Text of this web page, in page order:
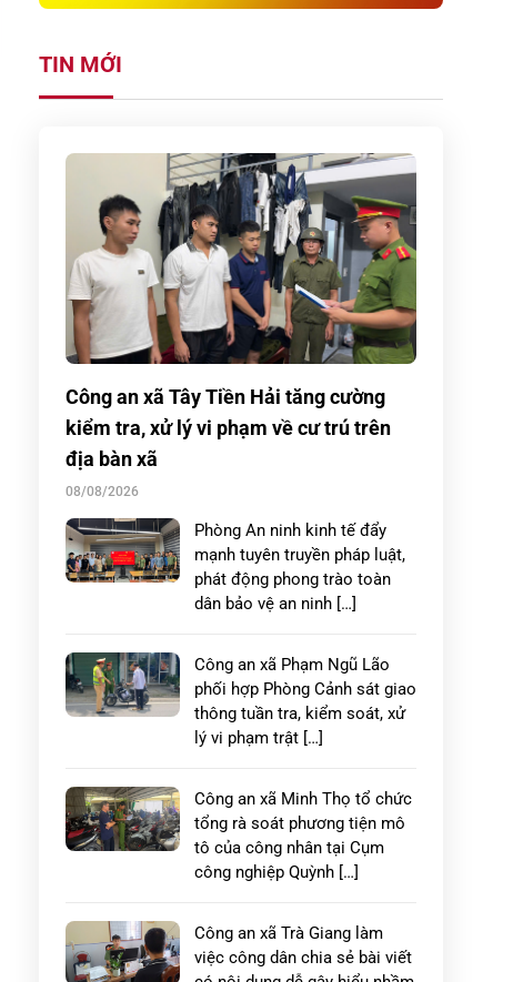
TIN MỚI
Công an xã Tây Tiền Hải tăng cường
kiểm tra, xử lý vi phạm về cư trú trên
địa bàn xã
08/08/2026
Phòng An ninh kinh tế đẩy
mạnh tuyên truyền pháp luật,
phát động phong trào toàn
dân bảo vệ an ninh […]
Công an xã Phạm Ngũ Lão
phối hợp Phòng Cảnh sát giao
thông tuần tra, kiểm soát, xử
lý vi phạm trật […]
Công an xã Minh Thọ tổ chức
tổng rà soát phương tiện mô
tô của công nhân tại Cụm
công nghiệp Quỳnh […]
Công an xã Trà Giang làm
việc công dân chia sẻ bài viết